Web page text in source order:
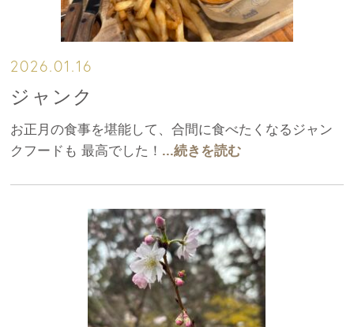
2026.01.16
ジャンク
お正月の食事を堪能して、合間に食べたくなるジャン
クフードも 最高でした！ ...続きを読む